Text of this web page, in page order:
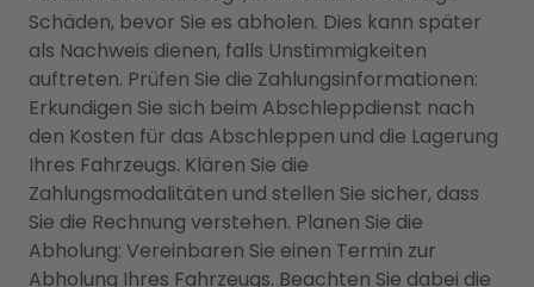
Schäden, bevor Sie es abholen. Dies kann später
als Nachweis dienen, falls Unstimmigkeiten
auftreten. Prüfen Sie die Zahlungsinformationen:
Erkundigen Sie sich beim Abschleppdienst nach
den Kosten für das Abschleppen und die Lagerung
Ihres Fahrzeugs. Klären Sie die
Zahlungsmodalitäten und stellen Sie sicher, dass
Sie die Rechnung verstehen. Planen Sie die
Abholung: Vereinbaren Sie einen Termin zur
Abholung Ihres Fahrzeugs. Beachten Sie dabei die